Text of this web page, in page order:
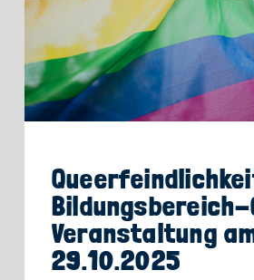
Veranstaltung
29.10.2025